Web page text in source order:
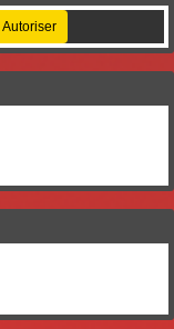
Autoriser